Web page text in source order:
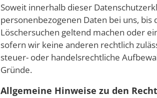
Soweit innerhalb dieser
personenbezogenen Daten bei uns,
Löschersuchen geltend machen oder
sofern wir keine anderen rechtlich
steuer- oder handelsrechtliche
Gründe.
Allgemeine Hinweise zu den